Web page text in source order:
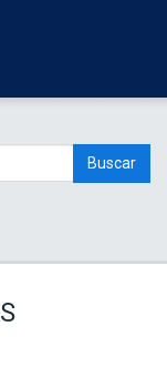
Buscar